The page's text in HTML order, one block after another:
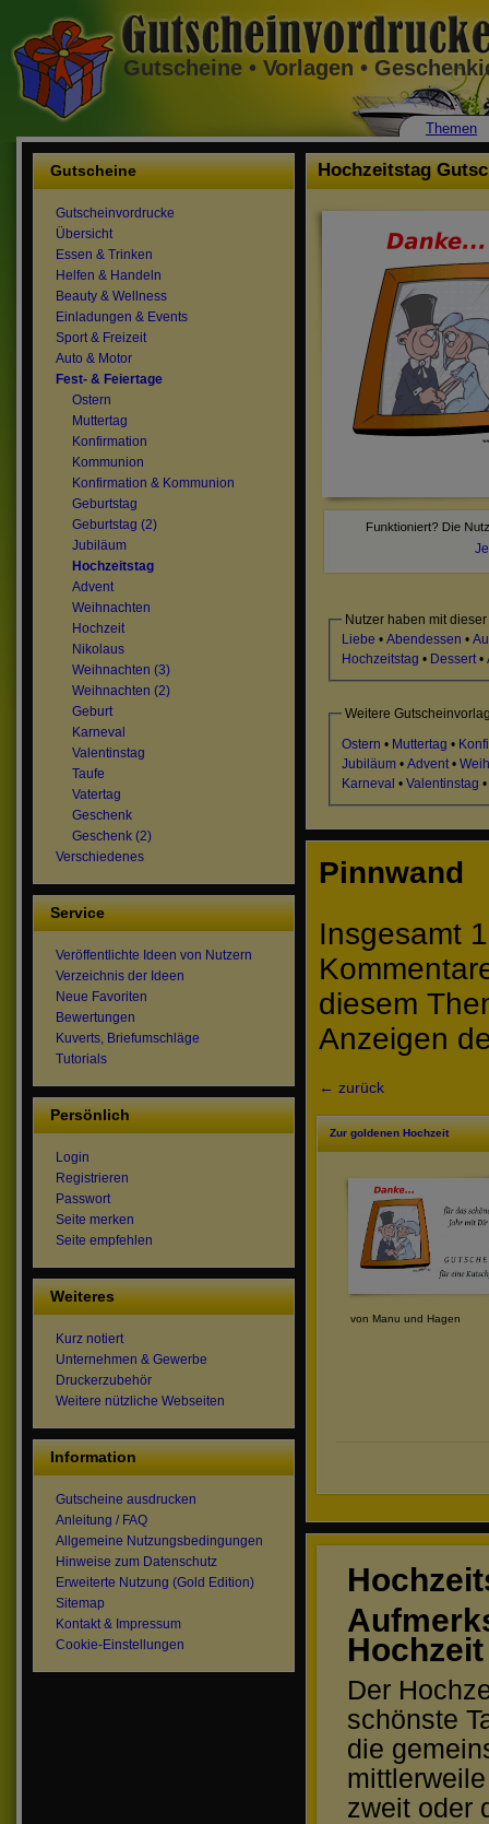
Gutscheine • Vorlagen •
Hochzeitstag
Nutzer haben mit
Liebe • Abendessen •
Hochzeitstag • Dessert•
Weitere
Ostern • Muttertag •
Jubiläum • Advent•
Karneval • Valentinstag •
Pinnwand
Insgesamt
diesem
Anzeigen
← zurück
Zur goldenen Hochzeit
von Manu und Hagen
Hochzeit
Der
schönste
die
zweit oder
Gutscheine
Gutscheinvordrucke
Übersicht
Essen & Trinken
Helfen & Handeln
Beauty & Wellness
Einladungen & Events
Sport & Freizeit
Auto & Motor
Fest- & Feiertage
Ostern
Muttertag
Konfirmation
Kommunion
Konfirmation & Kommunion
Geburtstag
Geburtstag (2)
Jubiläum
Hochzeitstag
Advent
Weihnachten
Hochzeit
Nikolaus
Weihnachten (3)
Weihnachten (2)
Geburt
Karneval
Valentinstag
Taufe
Vatertag
Geschenk
Geschenk (2)
Verschiedenes
Service
Veröffentlichte Ideen von Nutzern
Verzeichnis der Ideen
Neue Favoriten
Bewertungen
Kuverts, Briefumschläge
Tutorials
Persönlich
Login
Registrieren
Passwort
Seite merken
Seite empfehlen
Weiteres
Kurz notiert
Unternehmen & Gewerbe
Druckerzubehör
Weitere nützliche Webseiten
Information
Gutscheine ausdrucken
Anleitung / FAQ
Allgemeine Nutzungsbedingungen
Hinweise zum Datenschutz
Erweiterte Nutzung (Gold Edition)
Sitemap
Kontakt & Impressum
Cookie-Einstellungen
Themen